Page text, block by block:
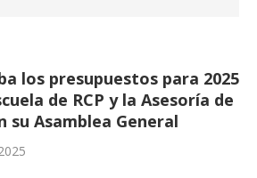
los presupuestos para 2025
de RCP y la Asesoría de
su Asamblea General